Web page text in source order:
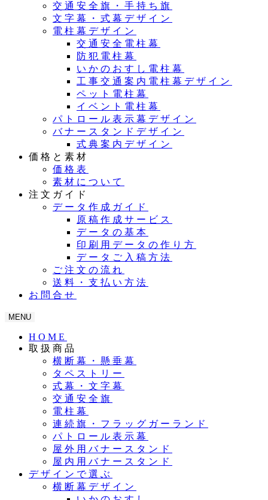
交通安全旗・手持ち旗
文字幕・式幕デザイン
電柱幕デザイン
交通安全電柱幕
防犯電柱幕
いかのおすし電柱幕
工事交通案内電柱幕デザイン
ペット電柱幕
イベント電柱幕
パトロール表示幕デザイン
バナースタンドデザイン
式典案内デザイン
価格と素材
価格表
素材について
注文ガイド
データ作成ガイド
原稿作成サービス
データの基本
印刷用データの作り方
データご入稿方法
ご注文の流れ
送料・支払い方法
お問合せ
MENU
HOME
取扱商品
横断幕・懸垂幕
タペストリー
式幕・文字幕
交通安全旗
電柱幕
連続旗・フラッグガーランド
パトロール表示幕
屋外用バナースタンド
屋内用バナースタンド
デザインで選ぶ
横断幕デザイン